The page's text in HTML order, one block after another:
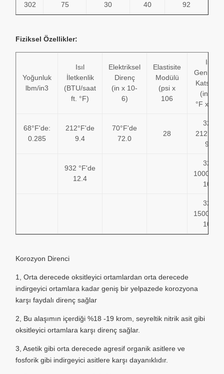
302 75 30 40 92
Fiziksel Özellikler:
Yoğunluk
lbm/in3
Isıl
İletkenlik
(BTU/saat
ft. °F)
Elektriksel
Direnç
(in x 10-
6)
Elastisite
Modülü
(psi x
106
Isıl
Katsayısı
(in/in)/
°F x 10-
68°F'de:
0.285
212°F'de
9.4
70°F'de
72.0
28
32 –
212°F'de
9.6
932 °F'de
12.4
32 –
10.2
32 –
10.4
Korozyon Direnci
1, Orta derecede oksitleyici ortamlardan orta derecede
indirgeyici ortamlara kadar geniş bir yelpazede korozyona
karşı faydalı direnç sağlar
2, Bu alaşımın içerdiği %18 -19 krom, seyreltik nitrik asit gibi
oksitleyici ortamlara karşı direnç sağlar.
3, Asetik gibi orta derecede agresif organik asitlere ve
fosforik gibi indirgeyici asitlere karşı dayanıklıdır.